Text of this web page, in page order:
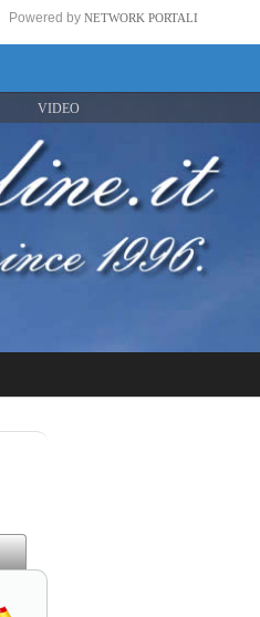
Powered by NETWORK PORTALI
VIDEO